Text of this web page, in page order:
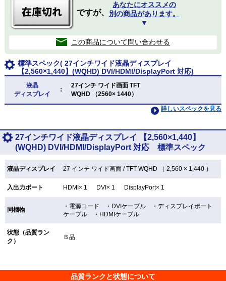
ですが、
あなたにオススメの
別の商品があります。
▼
この商品について問い合わせる
標準スペック( 27インチワイド液晶ディスプレイ
【2,560×1,440】(WQHD) DVI/HDMI/DisplayPort 対応)
液晶
ディスプレイ
：
27インチ ワイド画面 TFT
WQHD （2560× 1440）
詳しいスペックを見る
27インチワイド液晶ディスプレイ 【2,560×1,440】
(WQHD) DVI/HDMI/DisplayPort 対応 標準スペック
液晶ディスプレイ 27 インチ ワイド画面 /TFTWQHD （ 2,560 × 1,440 ）
入出力ポート HDMI× 1 DVI× 1 DisplayPort× 1
同梱物
・電源コード ・DVIケーブル ・ディスプレイポート
ケーブル ・HDMIケーブル
状態（品質ラン
ク）
Ｂ品
品質ランクと状態について